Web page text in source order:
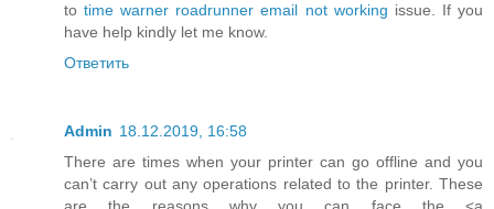
totime warner roadrunner email not working issue. If you
have help kindly let me know.
Ответить
Admin 18.12.2019, 16:58
There are times when your printer can go offline and you
can’t carry out any operations related to the printer. These